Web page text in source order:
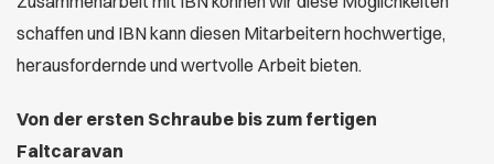
schaffen und IBN kann diesen Mitarbeitern hochwertige,
herausfordernde und wertvolle Arbeit bieten.
Von der ersten Schraube bis zum fertigen
Faltcaravan